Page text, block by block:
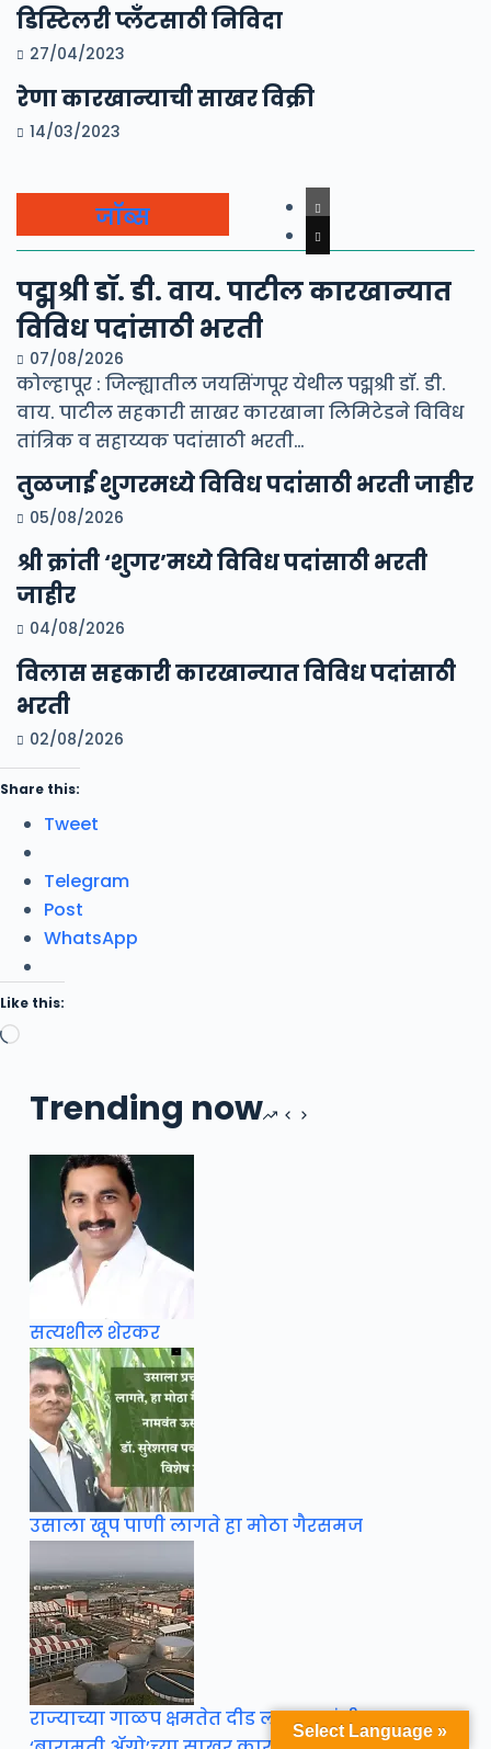
डिस्टिलरी प्लँटसाठी निविदा
27/04/2023
रेणा कारखान्याची साखर विक्री
14/03/2023
जॉब्स
पद्मश्री डॉ. डी. वाय. पाटील कारखान्यात
विविध पदांसाठी भरती
07/08/2026
कोल्हापूर : जिल्ह्यातील जयसिंगपूर येथील पद्मश्री डॉ. डी.
वाय. पाटील सहकारी साखर कारखाना लिमिटेडने विविध
तांत्रिक व सहाय्यक पदांसाठी भरती…
तुळजाई शुगरमध्ये विविध पदांसाठी भरती जाहीर
05/08/2026
श्री क्रांती ‘शुगर’मध्ये विविध पदांसाठी भरती
जाहीर
04/08/2026
विलास सहकारी कारखान्यात विविध पदांसाठी
भरती
02/08/2026
Share this:
Tweet
Telegram
Post
WhatsApp
Like this:
Loading…
Trending now
सत्यशील शेरकर
उसाला खूप पाणी लागते हा मोठा गैरसमज
राज्याच्या गाळप क्षमतेत दीड लाख टनांची वाढ
Select Language »